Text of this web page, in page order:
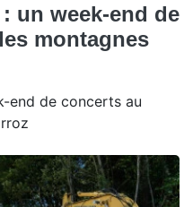
un week-end de
montagnes
end de concerts au